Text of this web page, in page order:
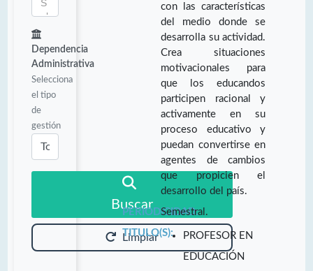
Dependencia
Administrativa
Selecciona
el tipo
de
gestión
Buscar
Limpiar
con las características
del medio donde se
desarrolla su actividad.
Crea situaciones
motivacionales para
que los educandos
participen racional y
activamente en su
proceso educativo y
puedan convertirse en
agentes de cambios
que propicien el
desarrollo del país.
PERIODICIDAD:
Semestral.
TITULO(S):
PROFESOR EN
EDUCACIÓN